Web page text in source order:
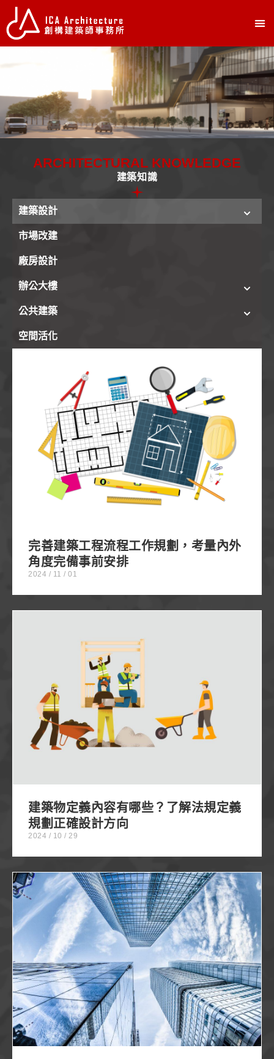
ARCHITECTURAL KNOWLEDGE
建築知識
完善建築工程流程工作規劃，考量內外角度完備事前
安排
完善建築工程流程工作規劃，考量內外
角度完備事前安排
2024 / 11 / 01
建築物定義內容有哪些？了解法規定義規劃正確設計
方向
建築物定義內容有哪些？了解法規定義
規劃正確設計方向
2024 / 10 / 29
建築技術規則重點提點，施工／設計／材料與設備都
須注意！
建築設計
市場改建
廠房設計
辦公大樓
公共建築
空間活化